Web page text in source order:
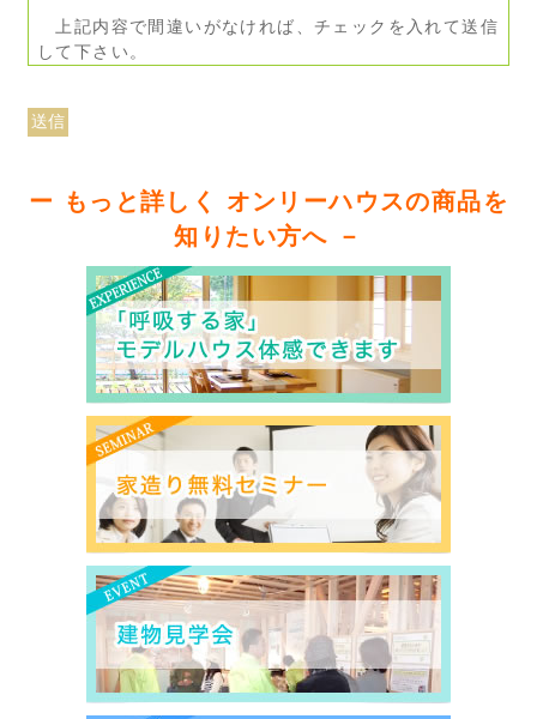
上記内容で間違いがなければ、チェックを入れて送信
して下さい。
ー もっと詳しく オンリーハウスの商品を
知りたい方へ －